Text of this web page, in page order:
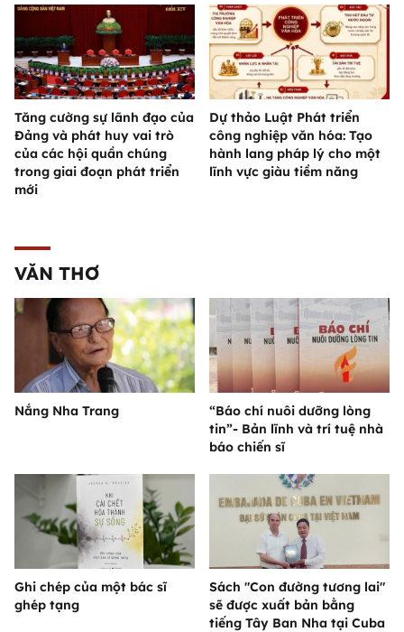
Tăng cường sự lãnh đạo của
Đảng và phát huy vai trò
của các hội quần chúng
trong giai đoạn phát triển
mới
Dự thảo Luật Phát triển
công nghiệp văn hóa: Tạo
hành lang pháp lý cho một
lĩnh vực giàu tiềm năng
VĂN THƠ
Nắng Nha Trang
“Báo chí nuôi dưỡng lòng
tin”- Bản lĩnh và trí tuệ nhà
báo chiến sĩ
Ghi chép của một bác sĩ
ghép tạng
Sách "Con đường tương lai"
sẽ được xuất bản bằng
tiếng Tây Ban Nha tại Cuba